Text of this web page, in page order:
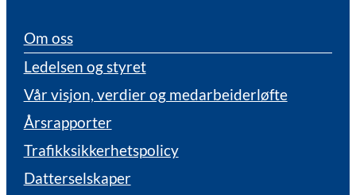
Om oss
Ledelsen og styret
Vår visjon, verdier og medarbeiderløfte
Årsrapporter
Trafikksikkerhetspolicy
Datterselskaper